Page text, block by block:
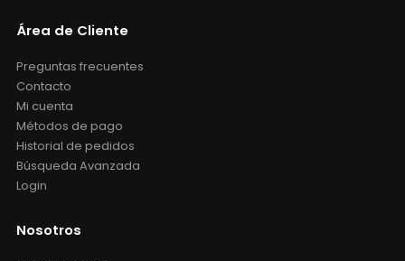
Área de Cliente
Preguntas frecuentes
Contacto
Mi cuenta
Métodos de pago
Historial de pedidos
Búsqueda Avanzada
Login
Nosotros